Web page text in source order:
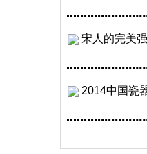
宋人的完美
2014中国瓷